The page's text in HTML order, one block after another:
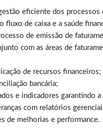
eficiente dos
fluxo de caixa e a saúde
de emissão de
com as áreas de
de recursos financeiros;
bancária;
e indicadores garantindo
com relatórios
de melhorias e performance.